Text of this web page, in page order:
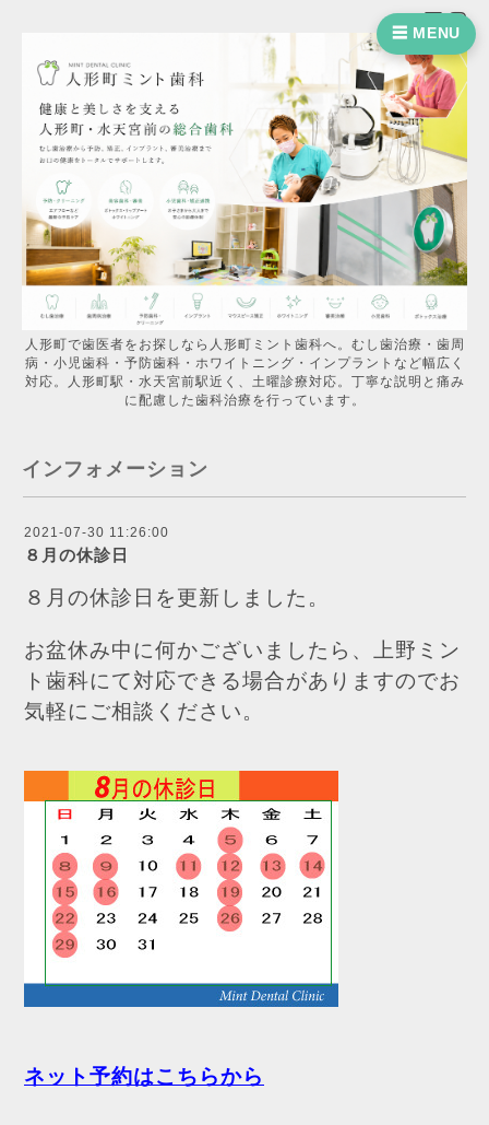
☰ MENU
人形町で歯医者をお探しなら人形町ミント歯科へ。むし歯治療・歯周
病・小児歯科・予防歯科・ホワイトニング・インプラントなど幅広く
対応。人形町駅・水天宮前駅近く、土曜診療対応。丁寧な説明と痛み
に配慮した歯科治療を行っています。
インフォメーション
2021-07-30 11:26:00
８月の休診日
８月の休診日を更新しました。
お盆休み中に何かございましたら、上野ミン
ト歯科にて対応できる場合がありますのでお
気軽にご相談ください。
ネット予約はこちらから